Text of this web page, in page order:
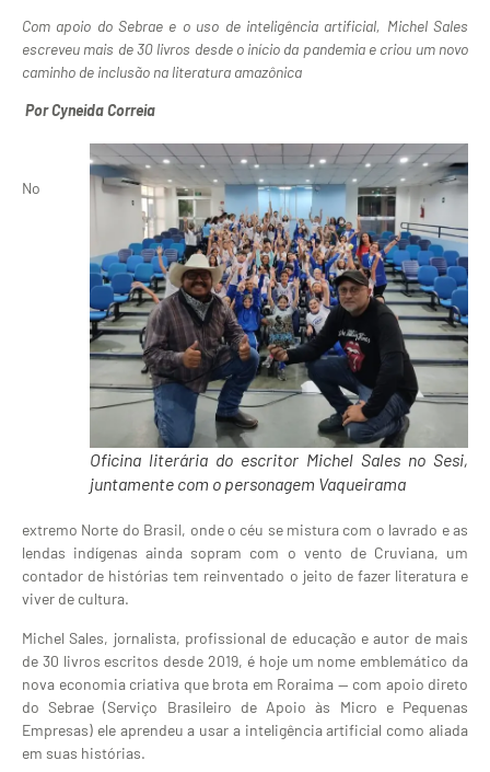
Com apoio do Sebrae e o uso de inteligência artificial, Michel Sales
escreveu mais de 30 livros desde o início da pandemia e criou um novo
caminho de inclusão na literatura amazônica
Por Cyneida Correia
Oficina literária do escritor Michel Sales no Sesi,
juntamente com o personagem Vaqueirama
No
extremo Norte do Brasil, onde o céu se mistura com o lavrado e as
lendas indígenas ainda sopram com o vento de Cruviana, um
contador de histórias tem reinventado o jeito de fazer literatura e
viver de cultura.
Michel Sales, jornalista, profissional de educação e autor de mais
de 30 livros escritos desde 2019, é hoje um nome emblemático da
nova economia criativa que brota em Roraima — com apoio direto
do Sebrae (Serviço Brasileiro de Apoio às Micro e Pequenas
Empresas) ele aprendeu a usar a inteligência artificial como aliada
em suas histórias.